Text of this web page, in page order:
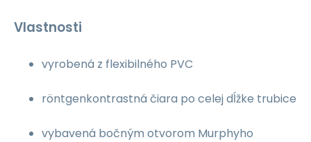
Vlastnosti
vyrobená z flexibilného PVC
röntgenkontrastná čiara po celej dĺžke trubice
vybavená bočným otvorom Murphyho